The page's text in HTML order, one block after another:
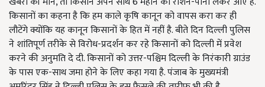
किसानों का कहना है कि हम काले कृषि कानून को वापस करा कर ही
लौटेंगे क्योंकि यह कानून किसानों के हित में नहीं है. बीते दिन दिल्ली पुलिस
ने शांतिपूर्ण तरीके से विरोध-प्रदर्शन कर रहे किसानों को दिल्ली में प्रवेश
करने की अनुमति दे दी. किसानों को उत्तर-पश्चिम दिल्ली के निरंकारी ग्राउंड
के पास एक-साथ जमा होने के लिए कहा गया है. पंजाब के मुख्यमंत्री